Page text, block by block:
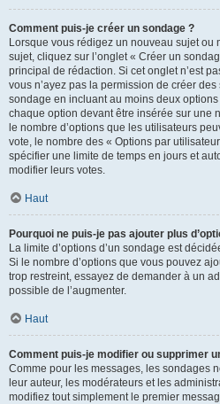
Comment puis-je créer un sondage ?
Lorsque vous rédigez un nouveau sujet ou
sujet, cliquez sur l’onglet « Créer un
principal de rédaction. Si cet onglet n’est
vous n’ayez pas la permission de créer
sondage en incluant au moins deux
chaque option devant être insérée sur une
le nombre d’options que les utilisateurs
vote, le nombre des « Options par
spécifier une limite de temps en jours et
modifier leurs votes.
Haut
Pourquoi ne puis-je pas ajouter plus
La limite d’options d’un sondage est
Si le nombre d’options que vous pouvez
trop restreint, essayez de demander à un
possible de l’augmenter.
Haut
Comment puis-je modifier ou supprimer
Comme pour les messages, les sondages
leur auteur, les modérateurs et les
modifiez tout simplement le premier